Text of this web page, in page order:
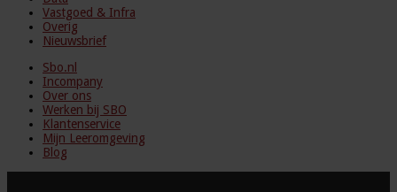
Vastgoed & Infra
Overig
Nieuwsbrief
Sbo.nl
Incompany
Over ons
Werken bij SBO
Klantenservice
Mijn Leeromgeving
Blog